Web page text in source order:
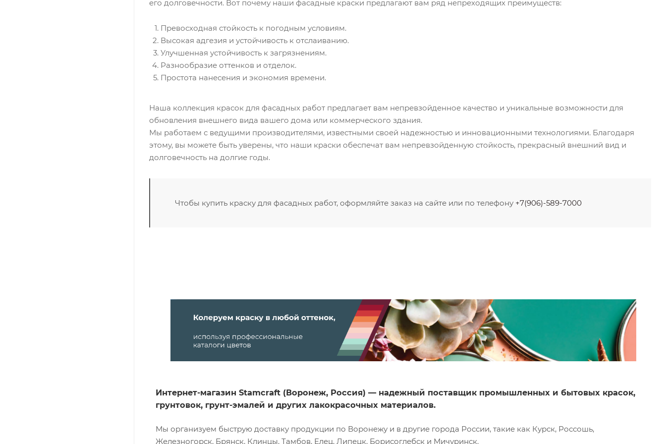
Атмосферным
Атмосферным
осадкам,
Высоким
эксплуатационным
нагрузкам,
Мокрому
температурам,
Перепадам
температур
его долговечности. Вот почему наши фасадные краски предлагают вам ряд непреходящих преимуществ:
Превосходная стойкость к погодным условиям.
Высокая адгезия и устойчивость к отслаиванию.
Улучшенная устойчивость к загрязнениям.
Разнообразие оттенков и отделок.
Простота нанесения и экономия времени.
Наша коллекция красок для фасадных работ предлагает вам непревзойденное качество и уникальные возможности для
обновления внешнего вида вашего дома или коммерческого здания.
Мы работаем с ведущими производителями, известными своей надежностью и инновационными технологиями. Благодаря
этому, вы можете быть уверены, что наши краски обеспечат вам непревзойденную стойкость, прекрасный внешний вид и
долговечность на долгие годы.
Чтобы купить краску для фасадных работ, оформляйте заказ на сайте или по телефону +7(906)-589-7000
Интернет-магазин Stamcraft (Воронеж, Россия) — надежный поставщик промышленных и бытовых красок,
грунтовок, грунт-эмалей и других лакокрасочных материалов.
Мы организуем быструю доставку продукции по Воронежу и в другие города России, такие как Курск, Россошь,
Железногорск, Брянск, Клинцы, Тамбов, Елец, Липецк, Борисоглебск и Мичуринск.